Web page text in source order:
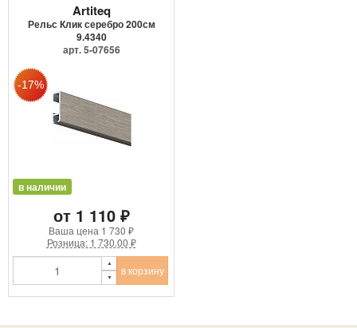
Artiteq
Рельс Клик серебро 200см
9.4340
арт. 5-07656
в наличии
от 1 110 ₽
Ваша цена 1 730 ₽
Розница: 1 730.00 ₽
в корзину